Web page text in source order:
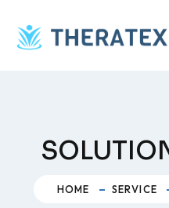
HOME SERVICE